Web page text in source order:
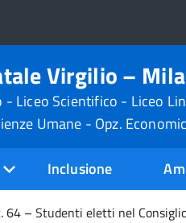
Virgilio –
- Liceo Scientifico - Liceo
Umane - Opz.
Inclusione
64 – Studenti eletti nel